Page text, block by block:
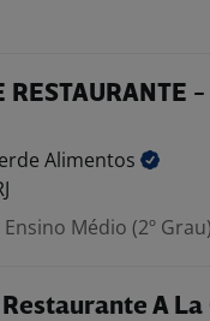
RESTAURANTE -
Alimentos
Ensino Médio (2º Grau)
A La